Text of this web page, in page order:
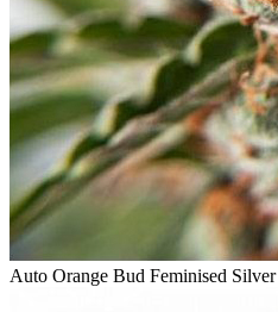
Auto Orange Bud Feminised Silver